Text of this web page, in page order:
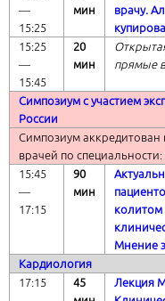
―
15:25
мин
врачу.
15:25
―
15:45
20
мин
прямые
Симпозиум с участием
России
Симпозиум
врачей по специальности:
15:45
―
17:15
90
мин
колитом
Мнение
Кардиология
17:15
45
Лекция